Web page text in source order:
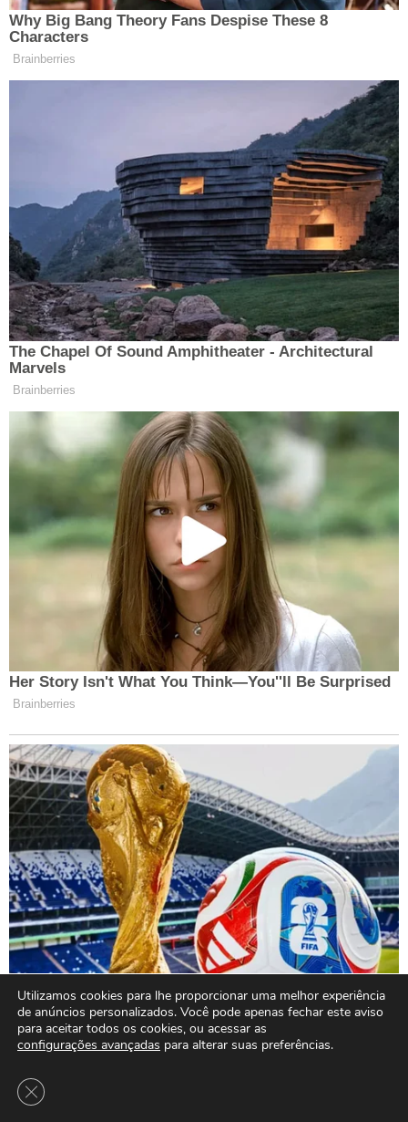
Utilizamos cookies para lhe proporcionar uma melhor experiência
de anúncios personalizados. Você pode apenas fechar este aviso
para aceitar todos os cookies, ou acessar as
configurações avançadas para alterar suas preferências.
Close GDPR Cookie Banner